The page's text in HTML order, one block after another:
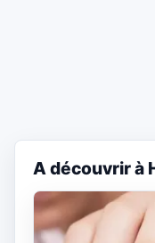
A découvrir à